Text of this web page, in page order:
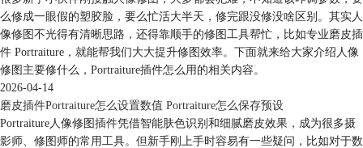
portraiture是作为插件用途，我们需要先在ps中导入一张图片，才能启用
插件。
导入图片后，依次单击ps的滤镜- Imagenomic-portraiture选项。
么修成一眼假的塑胶脸，要么忙活大半天，修完跟没修没啥区别。其实人
像修图不光得有清晰思路，还得靠顺手的修图工具帮忙，比如专业磨皮插
件 Portraiture，就能帮我们大大提升修图效率。下面就来给大家介绍人像
修图主要修什么，Portraiture插件怎么用的相关内容。
2026-04-14
磨皮插件Portraiture怎么设置数值 Portraiture怎么保存预设
Portraiture人像修图插件凭借智能肤色识别和细腻磨皮效果，成为很多摄
影师、修图师的常用工具。但新手刚上手时容易有一些疑问，比如对于数